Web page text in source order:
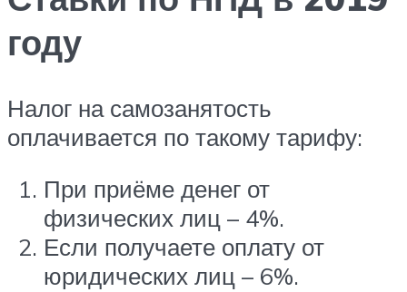
году
Налог на самозанятость
оплачивается по такому тарифу:
При приёме денег от
физических лиц – 4%.
Если получаете оплату от
юридических лиц – 6%.